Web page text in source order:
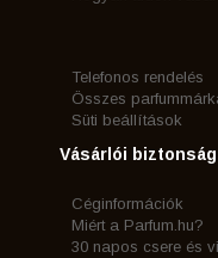
Telefonos rendelés
Összes
Süti beállítások
Vásárlói biztonság
Céginformációk
Miért a Parfum.hu?
30 napos csere és